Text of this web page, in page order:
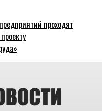
проходят